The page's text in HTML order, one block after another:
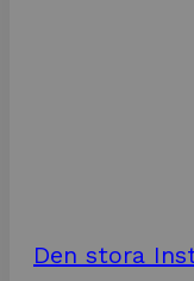
Den stora